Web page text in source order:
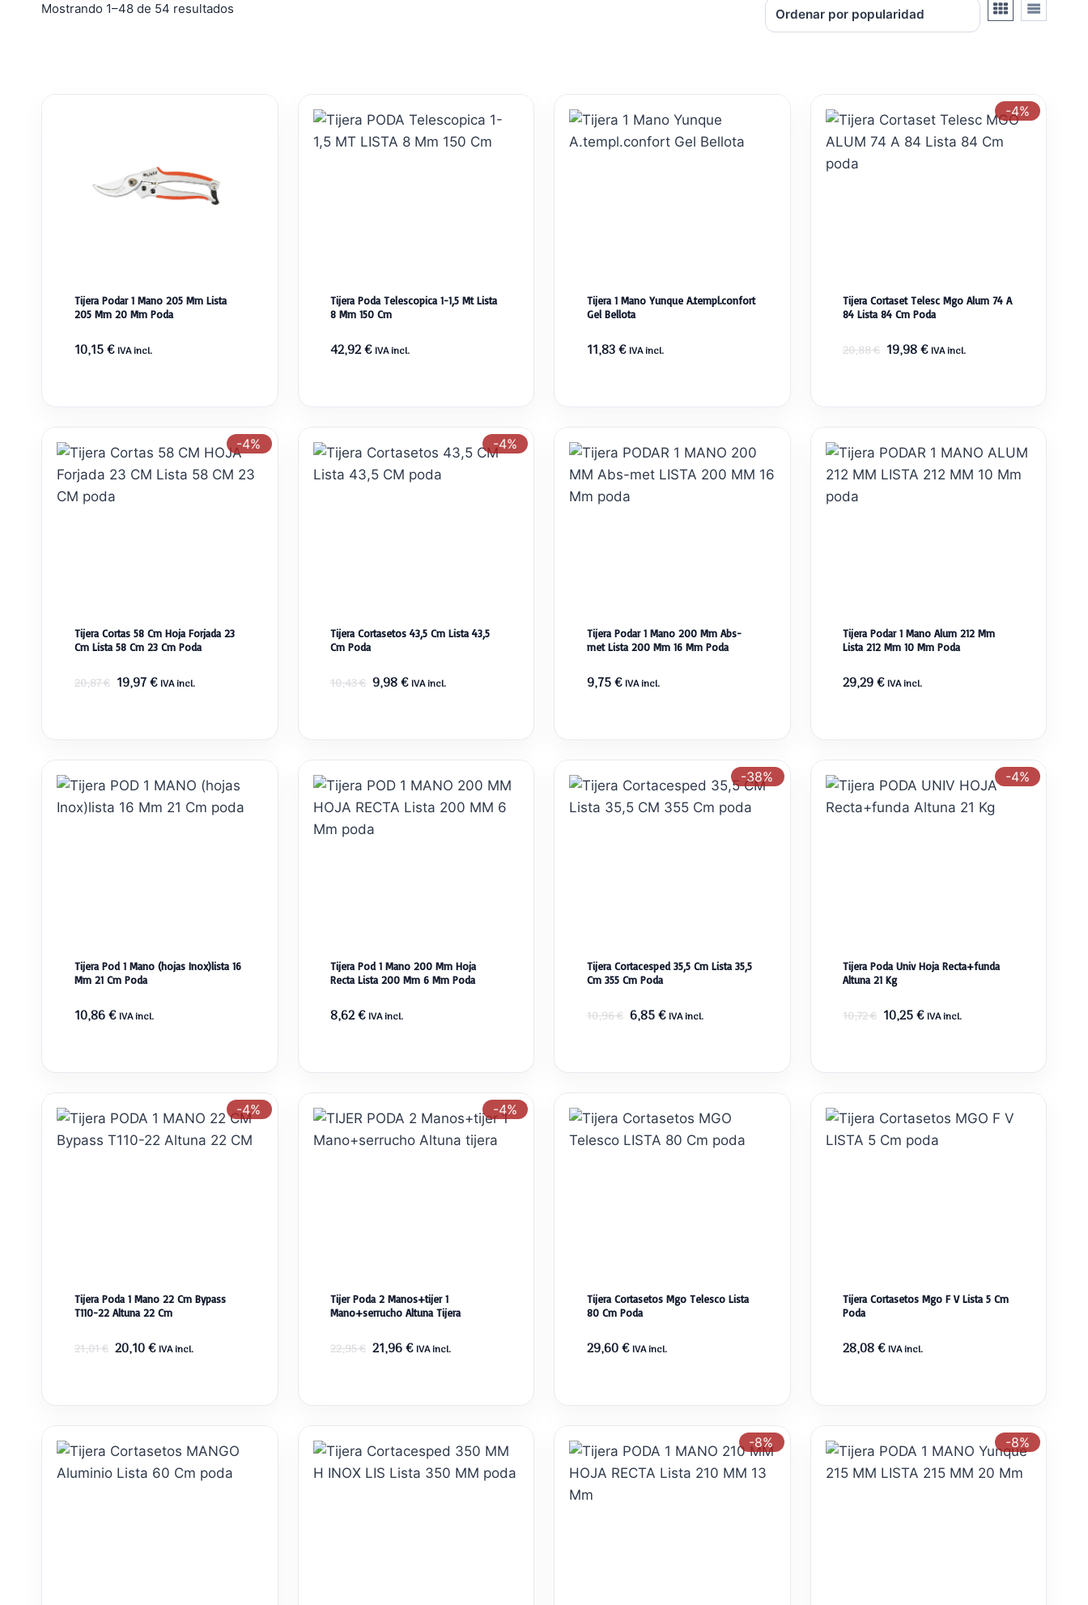
Mostrando 1–48 de 54 resultados
Tijera Podar 1 Mano 205 Mm Lista
205 Mm 20 Mm Poda
10,15€ IVA incl.
Tijera Poda Telescopica 1-1,5 Mt Lista
8 Mm 150 Cm
42,92€ IVA incl.
Tijera 1 Mano Yunque A.templ.confort
Gel Bellota
11,83€ IVA incl.
-4%
Tijera Cortaset Telesc Mgo Alum 74 A
84 Lista 84 Cm Poda
20,88€ El
era:
20,88 €.
19,98€El
es:
19,98 €.
IVA incl.
-4%
Tijera Cortas 58 Cm Hoja Forjada 23
Cm Lista 58 Cm 23 Cm Poda
20,87€ El
era:
20,87 €.
19,97€El
es:
19,97 €.
IVA incl.
-4%
Tijera Cortasetos 43,5 Cm Lista 43,5
Cm Poda
10,43€ El
era:
10,43 €.
9,98€El
es:
9,98 €.
IVA incl.
Tijera Podar 1 Mano 200 Mm Abs-
met Lista 200 Mm 16 Mm Poda
9,75€ IVA incl.
Tijera Podar 1 Mano Alum 212 Mm
Lista 212 Mm 10 Mm Poda
29,29€ IVA incl.
Tijera Pod 1 Mano (hojas Inox)lista 16
Mm 21 Cm Poda
10,86€ IVA incl.
Tijera Pod 1 Mano 200 Mm Hoja
Recta Lista 200 Mm 6 Mm Poda
8,62€ IVA incl.
-38%
Tijera Cortacesped 35,5 Cm Lista 35,5
Cm 355 Cm Poda
10,96€ El
era:
10,96 €.
6,85€El
es:
6,85 €.
IVA incl.
-4%
Tijera Poda Univ Hoja Recta+funda
Altuna 21 Kg
10,72€ El
era:
10,72 €.
10,25€El
es:
10,25 €.
IVA incl.
-4%
Tijera Poda 1 Mano 22 Cm Bypass
T110-22 Altuna 22 Cm
21,01€ El
era:
21,01 €.
20,10€El
es:
20,10 €.
IVA incl.
-4%
Tijer Poda 2 Manos+tijer 1
Mano+serrucho Altuna Tijera
22,95€ El
era:
22,95 €.
21,96€El
es:
21,96 €.
IVA incl.
Tijera Cortasetos Mgo Telesco Lista
80 Cm Poda
29,60€ IVA incl.
Tijera Cortasetos Mgo F V Lista 5 Cm
Poda
28,08€ IVA incl.
-8% -8%